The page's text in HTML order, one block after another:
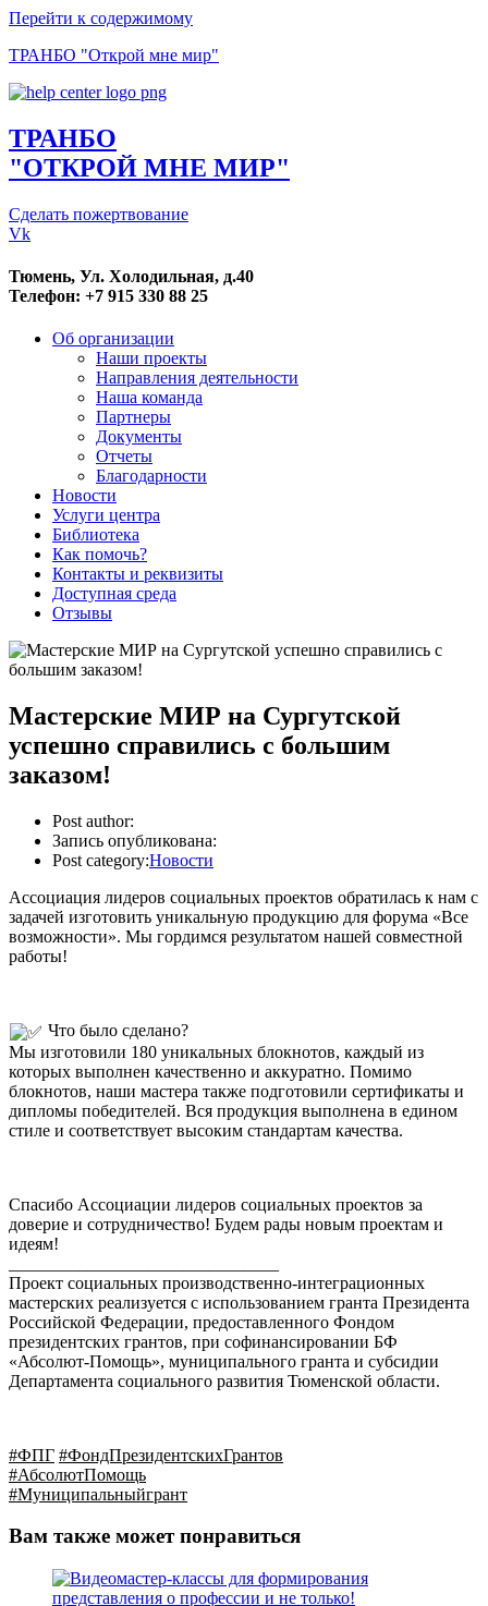
Перейти к содержимому
ТРАНБО "Открой мне мир"
ТРАНБО
"ОТКРОЙ МНЕ МИР"
Сделать пожертвование
Vk
Тюмень, Ул. Холодильная, д.40
Телефон: +7 915 330 88 25
Об организации
Наши проекты
Направления деятельности
Наша команда
Партнеры
Документы
Отчеты
Благодарности
Новости
Услуги центра
Библиотека
Как помочь?
Контакты и реквизиты
Доступная среда
Отзывы
Мастерские МИР на Сургутской
успешно справились с большим
заказом!
Post author:
Запись опубликована:
Post category:Новости
Ассоциация лидеров социальных проектов обратилась к нам с
задачей изготовить уникальную продукцию для форума «Все
возможности». Мы гордимся результатом нашей совместной
работы!
Что было сделано?
Мы изготовили 180 уникальных блокнотов, каждый из
которых выполнен качественно и аккуратно. Помимо
блокнотов, наши мастера также подготовили сертификаты и
дипломы победителей. Вся продукция выполнена в едином
стиле и соответствует высоким стандартам качества.
Спасибо Ассоциации лидеров социальных проектов за
доверие и сотрудничество! Будем рады новым проектам и
идеям!
Проект социальных производственно-интеграционных
мастерских реализуется с использованием гранта Президента
Российской Федерации, предоставленного Фондом
президентских грантов, при софинансировании БФ
«Абсолют-Помощь», муниципального гранта и субсидии
Департамента социального развития Тюменской области.
#ФПГ #ФондПрезидентскихГрантов
#АбсолютПомощь
#Муниципальныйгрант
Вам также может понравиться